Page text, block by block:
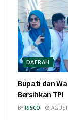
DAERAH
Bupati dan
Bersihkan TPI
BY RISCO